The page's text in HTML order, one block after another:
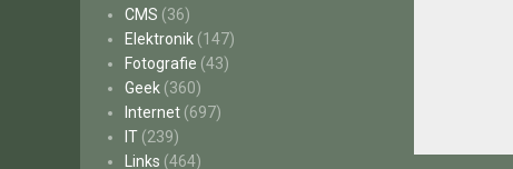
CMS (36)
Elektronik (147)
Fotografie (43)
Geek (360)
Internet (697)
IT (239)
Links (464)